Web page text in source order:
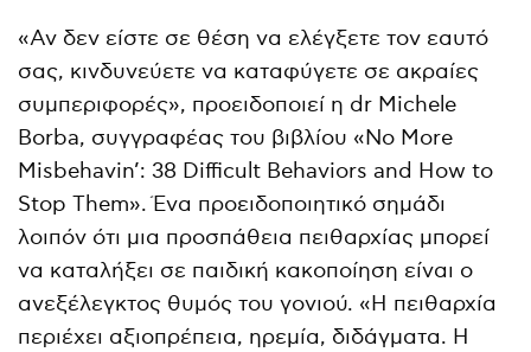
«Αν δεν είστε σε θέση να ελέγξετε τον εαυτό
σας, κινδυνεύετε να καταφύγετε σε ακραίες
συμπεριφορές», προειδοποιεί η dr Michele
Borba, συγγραφέας του βιβλίου «No More
Misbehavin’: 38 Difficult Behaviors and How to
Stop Them». Ένα προειδοποιητικό σημάδι
λοιπόν ότι μια προσπάθεια πειθαρχίας μπορεί
να καταλήξει σε παιδική κακοποίηση είναι ο
ανεξέλεγκτος θυμός του γονιού. «Η πειθαρχία
περιέχει αξιοπρέπεια, ηρεμία, διδάγματα. Η